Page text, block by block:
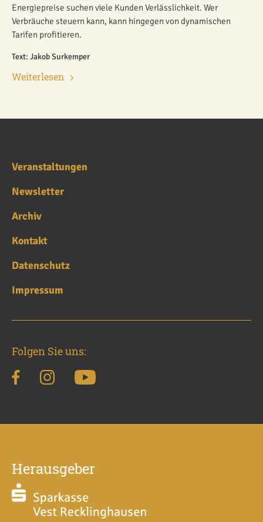
Energiepreise suchen viele Kunden Verlässlichkeit. Wer
Verbräuche steuern kann, kann hingegen von dynamischen
Tarifen profitieren.
Text: Jakob Surkemper
Weiterlesen
Veranstaltungen
Newsletter
Archiv
Kontakt
Datenschutz
Impressum
Folgen Sie uns:
Herausgeber